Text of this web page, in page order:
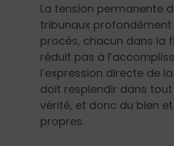
La tension permanente
tribunaux profondément
procès, chacun dans la
réduit pas à
l’expression directe de
doit resplendir dans tout
vérité, et donc du bien
propres.